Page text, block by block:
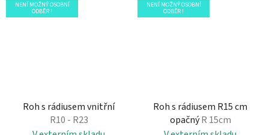
NENÍ MOŽNÝ OSOBNÍ
ODBĚR !
Roh s rádiusem vnitřní
R10 - R23
NENÍ MOŽNÝ OSOBNÍ
ODBĚR !
Roh s rádiusem R15 cm
opačnýR 15cm